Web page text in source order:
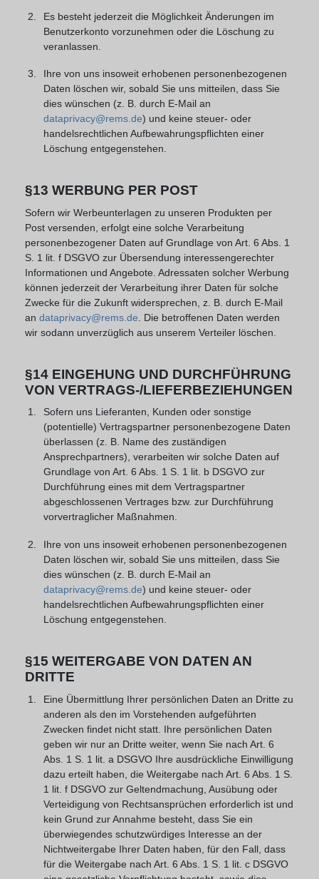
Es besteht jederzeit die Möglichkeit Änderungen im
Benutzerkonto vorzunehmen oder die Löschung zu
veranlassen.
Ihre von uns insoweit erhobenen personenbezogenen
Daten löschen wir, sobald Sie uns mitteilen, dass Sie
dies wünschen (z. B. durch E-Mail an
dataprivacy@rems.de) und keine steuer- oder
handelsrechtlichen Aufbewahrungspflichten einer
Löschung entgegenstehen.
§13 WERBUNG PER POST
Sofern wir Werbeunterlagen zu unseren Produkten per
Post versenden, erfolgt eine solche Verarbeitung
personenbezogener Daten auf Grundlage von Art. 6 Abs. 1
S. 1 lit. f DSGVO zur Übersendung interessengerechter
Informationen und Angebote. Adressaten solcher Werbung
können jederzeit der Verarbeitung ihrer Daten für solche
Zwecke für die Zukunft widersprechen, z. B. durch E-Mail
an dataprivacy@rems.de . Die betroffenen Daten werden
wir sodann unverzüglich aus unserem Verteiler löschen.
§14 EINGEHUNG UND DURCHFÜHRUNG
VON VERTRAGS-/LIEFERBEZIEHUNGEN
Sofern uns Lieferanten, Kunden oder sonstige
(potentielle) Vertragspartner personenbezogene Daten
überlassen (z. B. Name des zuständigen
Ansprechpartners), verarbeiten wir solche Daten auf
Grundlage von Art. 6 Abs. 1 S. 1 lit. b DSGVO zur
Durchführung eines mit dem Vertragspartner
abgeschlossenen Vertrages bzw. zur Durchführung
vorvertraglicher Maßnahmen.
Ihre von uns insoweit erhobenen personenbezogenen
Daten löschen wir, sobald Sie uns mitteilen, dass Sie
dies wünschen (z. B. durch E-Mail an
dataprivacy@rems.de) und keine steuer- oder
handelsrechtlichen Aufbewahrungspflichten einer
Löschung entgegenstehen.
§15 WEITERGABE VON DATEN AN
DRITTE
Eine Übermittlung Ihrer persönlichen Daten an Dritte zu
anderen als den im Vorstehenden aufgeführten
Zwecken findet nicht statt. Ihre persönlichen Daten
geben wir nur an Dritte weiter, wenn Sie nach Art. 6
Abs. 1 S. 1 lit. a DSGVO Ihre ausdrückliche Einwilligung
dazu erteilt haben, die Weitergabe nach Art. 6 Abs. 1 S.
1 lit. f DSGVO zur Geltendmachung, Ausübung oder
Verteidigung von Rechtsansprüchen erforderlich ist und
kein Grund zur Annahme besteht, dass Sie ein
überwiegendes schutzwürdiges Interesse an der
Nichtweitergabe Ihrer Daten haben, für den Fall, dass
für die Weitergabe nach Art. 6 Abs. 1 S. 1 lit. c DSGVO